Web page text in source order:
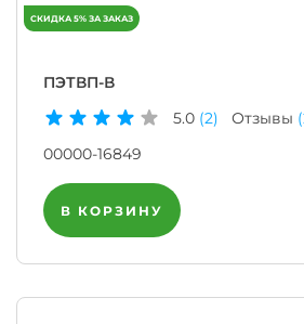
ПЭТВП-В
5.0 (2) Отзывы
00000-16849
В КОРЗИНУ